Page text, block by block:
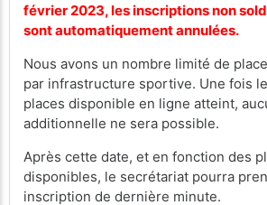
février 2023, les inscriptions non
sont automatiquement annulées.
Nous avons un nombre limité de
par infrastructure sportive. Une fois
places disponible en ligne atteint,
additionnelle ne sera possible.
Après cette date, et en fonction des
disponibles, le secrétariat pourra
inscription de dernière minute.